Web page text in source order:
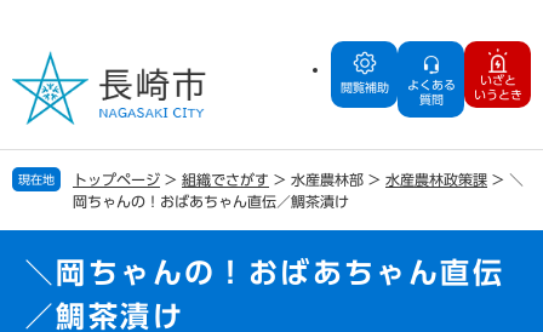
の
で
す
ー
ば
し
閲覧補助
よくある
質問
いざと
いうとき
現在地 トップページ > 組織でさがす > 水産農林部 > 水産農林政策課 > ＼
岡ちゃんの！おばあちゃん直伝／鯛茶漬け
＼岡ちゃんの！おばあちゃん直伝
／鯛茶漬け